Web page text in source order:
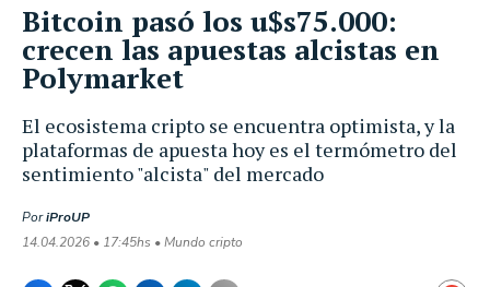
El ecosistema cripto se encuentra optimista, y la
plataformas de apuesta hoy es el termómetro del
sentimiento "alcista" del mercado
PoriProUP
14.04.2026 • 17:45hs • Mundo cripto
Bitcoin pasó los u$s75.000:
crecen las apuestas alcistas en
Polymarket